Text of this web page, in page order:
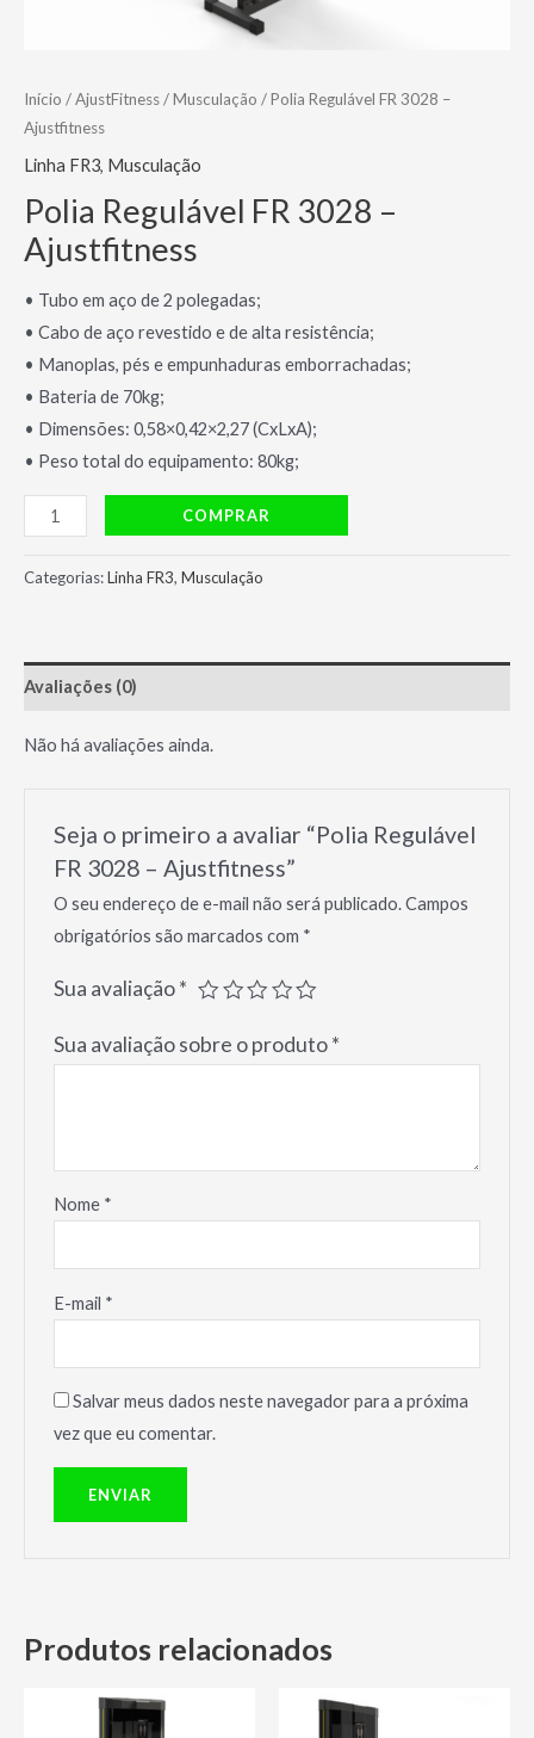
Início /AjustFitness/Musculação / Polia Regulável FR 3028 –
Ajustfitness
Linha FR3, Musculação
Polia Regulável FR 3028 –
Ajustfitness
• Tubo em aço de 2 polegadas;
• Cabo de aço revestido e de alta resistência;
• Manoplas, pés e empunhaduras emborrachadas;
• Bateria de 70kg;
• Dimensões: 0,58×0,42×2,27 (CxLxA);
• Peso total do equipamento: 80kg;
Polia
Regulável
FR
Ajustfitness
quantidade
COMPRAR
Categorias:Linha FR3, Musculação
Avaliações (0)
Não há avaliações ainda.
Seja o primeiro a avaliar “Polia Regulável
FR 3028 – Ajustfitness”
O seu endereço de e-mail não será publicado.Campos
obrigatórios são marcados com *
Sua avaliação*
Sua avaliação sobre o produto*
Nome *
E-mail *
Salvar meus dados neste navegador para a próxima
vez que eu comentar.
Produtos relacionados